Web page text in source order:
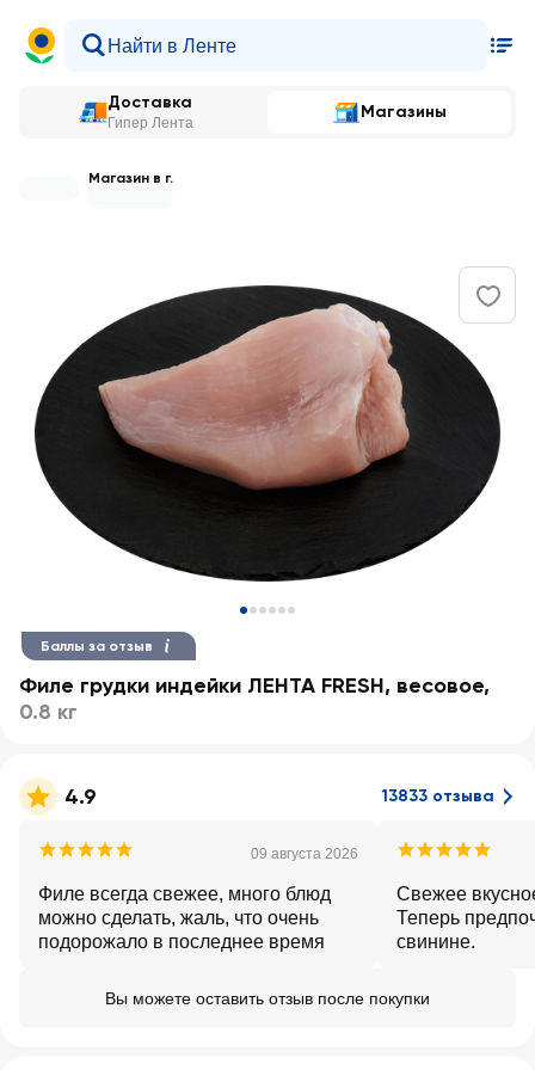
Доставка
Гипер Лента
Магазины
Магазин в г.
Баллы за отзыв
Филе грудки индейки ЛЕНТА FRESH, весовое,
0.8 кг
4.9 13833 отзыва
09 августа 2026
Филе всегда свежее, много блюд
можно сделать, жаль, что очень
подорожало в последнее время
Свежее
Теперь
свинине.
Вы можете оставить отзыв после покупки